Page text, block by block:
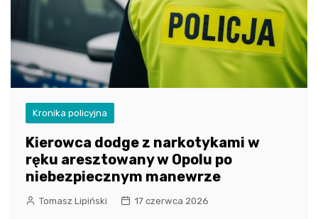
Kronika policyjna
Kierowca dodge z narkotykami w
ręku aresztowany w Opolu po
niebezpiecznym manewrze
Tomasz Lipiński 17 czerwca 2026